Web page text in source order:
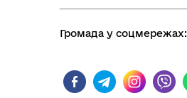
Громада у соцмережах: